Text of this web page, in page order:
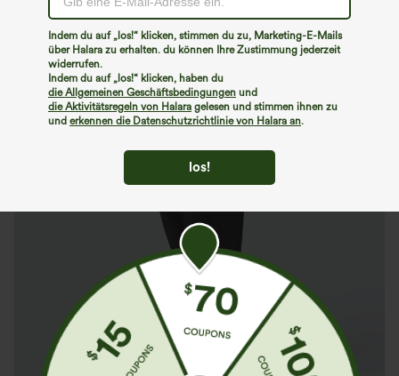
Indem du auf „los!“ klicken, stimmen du zu, Marketing-E-Mails
über Halara zu erhalten. du können Ihre Zustimmung jederzeit
widerrufen.
Indem du auf „los!“ klicken, haben du
die Allgemeinen Geschäftsbedingungen und
die Aktivitätsregeln von Halara gelesen und stimmen ihnen zu
und erkennen die Datenschutzrichtlinie von Halara an.
los!